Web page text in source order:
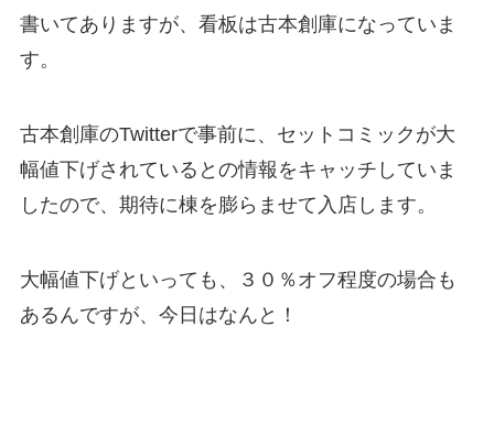
書いてありますが、看板は古本創庫になっていま
す。
古本創庫のTwitterで事前に、セットコミックが大
幅値下げされているとの情報をキャッチしていま
したので、期待に棟を膨らませて入店します。
大幅値下げといっても、３０％オフ程度の場合も
あるんですが、今日はなんと！